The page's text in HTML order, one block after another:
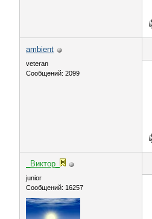
аmbient
veteran
Сообщений: 2099
_Виктор_
juniоr
Сообщений: 16257